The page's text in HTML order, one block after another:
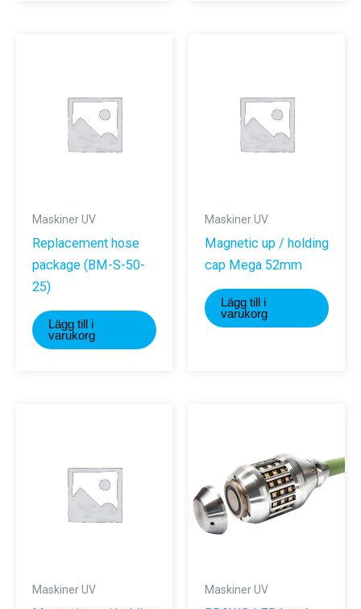
Maskiner UV
Replacement hose
package (BM-S-50-
25)
Lägg till i
varukorg
Maskiner UV
Magnetic up / holding
cap Mega 52mm
Lägg till i
varukorg
Maskiner UV Maskiner UV